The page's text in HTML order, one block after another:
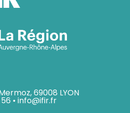
69008 LYON
• info@ifir.fr